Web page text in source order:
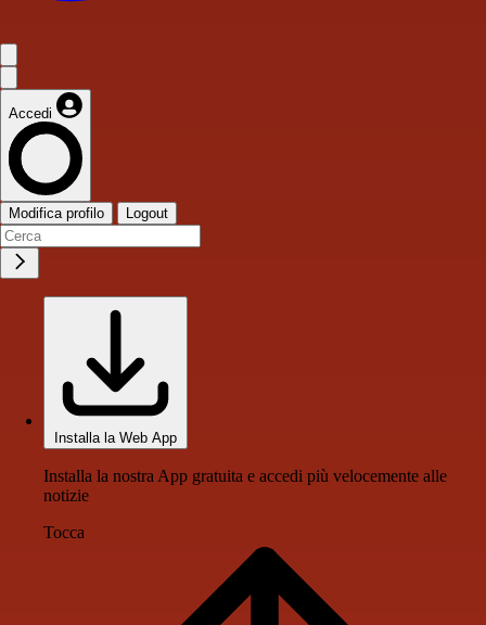
Accedi
Modifica profilo Logout
Installa la Web App
Installa la nostra App gratuita e accedi più velocemente alle
notizie
Tocca